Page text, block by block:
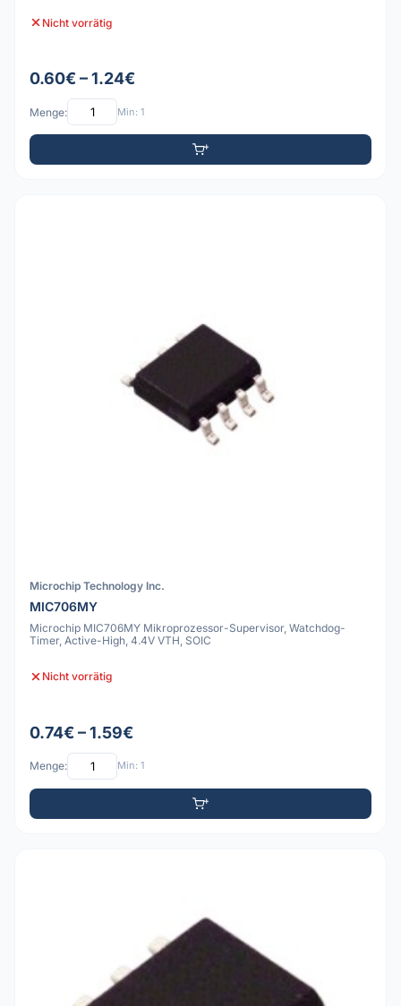
Nicht vorrätig
0.60€ – 1.24€
Menge: Min: 1
Microchip Technology Inc.
MIC706MY
Microchip MIC706MY Mikroprozessor-Supervisor, Watchdog-
Timer, Active-High, 4.4V VTH, SOIC
Nicht vorrätig
0.74€ – 1.59€
Menge: Min: 1